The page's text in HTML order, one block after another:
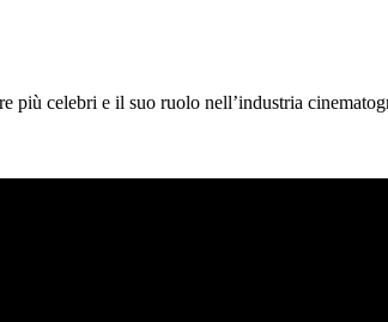
più celebri e il suo ruolo nell’industria